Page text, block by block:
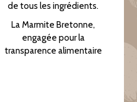
de tous les ingrédients.
La Marmite Bretonne,
engagée pour la
transparence alimentaire